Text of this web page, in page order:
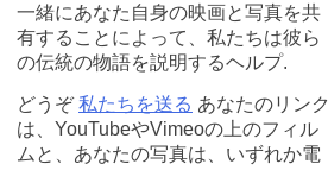
一緒にあなた自身の映画と写真を共
有することによって、私たちは彼ら
の伝統の物語を説明するヘルプ.
どうぞ私たちを送る あなたのリンク
は、YouTubeやVimeoの上のフィル
ムと、あなたの写真は、いずれか電